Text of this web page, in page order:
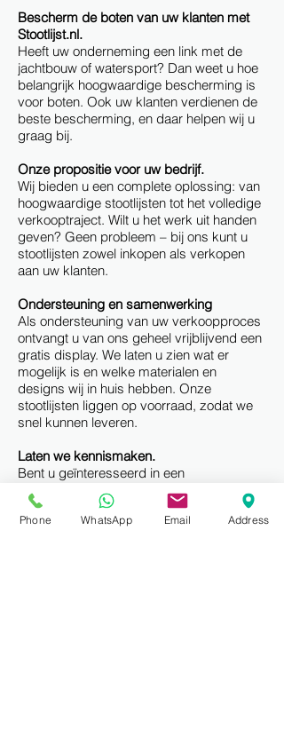
Bescherm de boten van uw klanten met
Stootlijst.nl.
Heeft uw onderneming een link met de
jachtbouw of watersport? Dan weet u hoe
belangrijk hoogwaardige bescherming is
voor boten. Ook uw klanten verdienen de
beste bescherming, en daar helpen wij u
graag bij.
Onze propositie voor uw bedrijf.
Wij bieden u een complete oplossing: van
hoogwaardige stootlijsten tot het volledige
verkooptraject. Wilt u het werk uit handen
geven? Geen probleem – bij ons kunt u
stootlijsten zowel inkopen als verkopen
aan uw klanten.
Ondersteuning en samenwerking
Als ondersteuning van uw verkoopproces
ontvangt u van ons geheel vrijblijvend een
gratis display. We laten u zien wat er
mogelijk is en welke materialen en
designs wij in huis hebben. Onze
stootlijsten liggen op voorraad, zodat we
snel kunnen leveren.
Laten we kennismaken.
Bent u geïnteresseerd in een
samenwerking? Neem dan eenvoudig
contact met ons op via de website of bel
ons op
06-30729941
. Wij komen graag bij
Phone WhatsApp Email Address